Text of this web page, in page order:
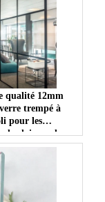
Cour de padel
portable de
en Chine
qualité 12mm
trempé à
pour les
de cloisons de